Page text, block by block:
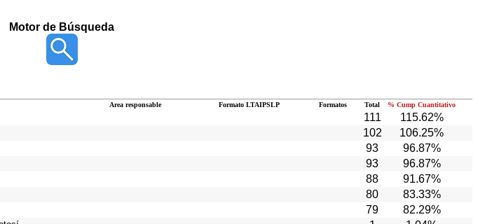
Motor de Búsqueda
Area responsable Formato LTAIPSLP Formatos Total % Cump Cuantitativo
111 115.62%
102 106.25%
93 96.87%
93 96.87%
88 91.67%
80 83.33%
79 82.29%